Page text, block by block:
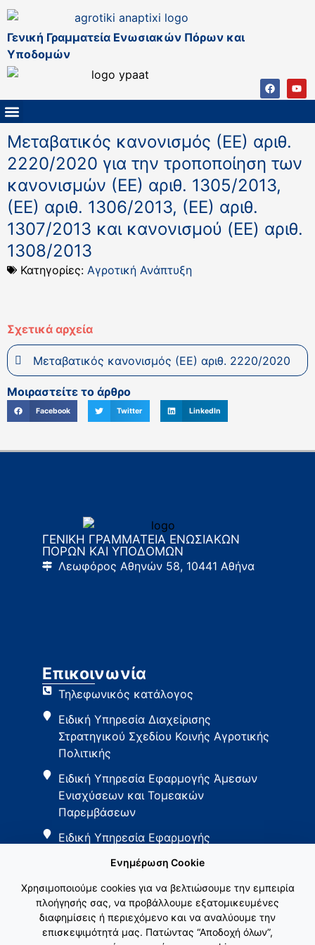
Γενική Γραμματεία Ενωσιακών Πόρων και
Υποδομών
Μεταβατικός κανονισμός (ΕΕ) αριθ.
2220/2020 για την τροποποίηση των
κανονισμών (ΕΕ) αριθ. 1305/2013,
(ΕΕ) αριθ. 1306/2013, (ΕΕ) αριθ.
1307/2013 και κανονισμού (EE) αριθ.
1308/2013
Κατηγορίες: Αγροτική Ανάπτυξη
Σχετικά αρχεία
Μεταβατικός κανονισμός (ΕΕ) αριθ. 2220/2020
Μοιραστείτε το άρθρο
Facebook Twitter LinkedIn
ΓΕΝΙΚΗ ΓΡΑΜΜΑΤΕΙΑ ΕΝΩΣΙΑΚΩΝ
ΠΟΡΩΝ ΚΑΙ ΥΠΟΔΟΜΩΝ
Λεωφόρος Αθηνών 58, 10441 Αθήνα
Επικοινωνία
Τηλεφωνικός κατάλογος
Ειδική Υπηρεσία Διαχείρισης
Στρατηγικού Σχεδίου Κοινής Αγροτικής
Πολιτικής
Ειδική Υπηρεσία Εφαρμογής Άμεσων
Ενισχύσεων και Τομεακών
Παρεμβάσεων
Ειδική Υπηρεσία Εφαρμογής
Ενημέρωση Cookie
Χρησιμοποιούμε cookies για να βελτιώσουμε την εμπειρία
πλοήγησής σας, να προβάλλουμε εξατομικευμένες
διαφημίσεις ή περιεχόμενο και να αναλύουμε την
επισκεψιμότητά μας. Πατώντας “Αποδοχή όλων”,